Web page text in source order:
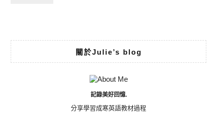
關於Julie’s blog
記錄美好回憶.
分享學習成寒英語教材過程